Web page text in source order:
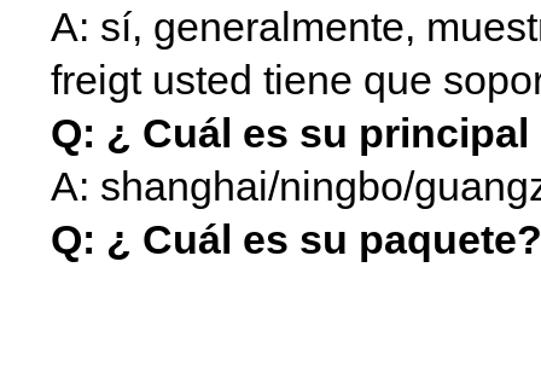
A: sí, generalmente,
freigt usted tiene que
Q: ¿ Cuál es su
A: shanghai/ningbo/
Q: ¿ Cuál es su